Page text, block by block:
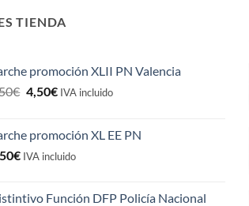
TIENDA
promoción XLII PN Valencia
€ El
era:
5,50€.
4,50€El
es:
4,50€.
IVA incluido
promoción XL EE PN
€ IVA incluido
Función DFP Policía Nacional